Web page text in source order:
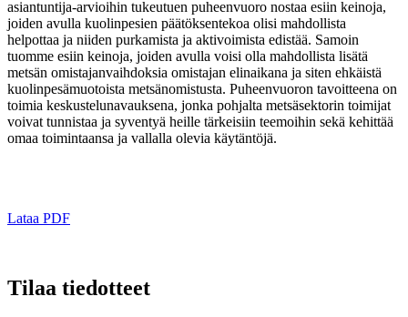
asiantuntija-arvioihin tukeutuen puheenvuoro nostaa esiin keinoja,
joiden avulla kuolinpesien päätöksentekoa olisi mahdollista
helpottaa ja niiden purkamista ja aktivoimista edistää. Samoin
tuomme esiin keinoja, joiden avulla voisi olla mahdollista lisätä
metsän omistajanvaihdoksia omistajan elinaikana ja siten ehkäistä
kuolinpesämuotoista metsänomistusta. Puheenvuoron tavoitteena on
toimia keskustelunavauksena, jonka pohjalta metsäsektorin toimijat
voivat tunnistaa ja syventyä heille tärkeisiin teemoihin sekä kehittää
omaa toimintaansa ja vallalla olevia käytäntöjä.
Lataa PDF
Tilaa tiedotteet